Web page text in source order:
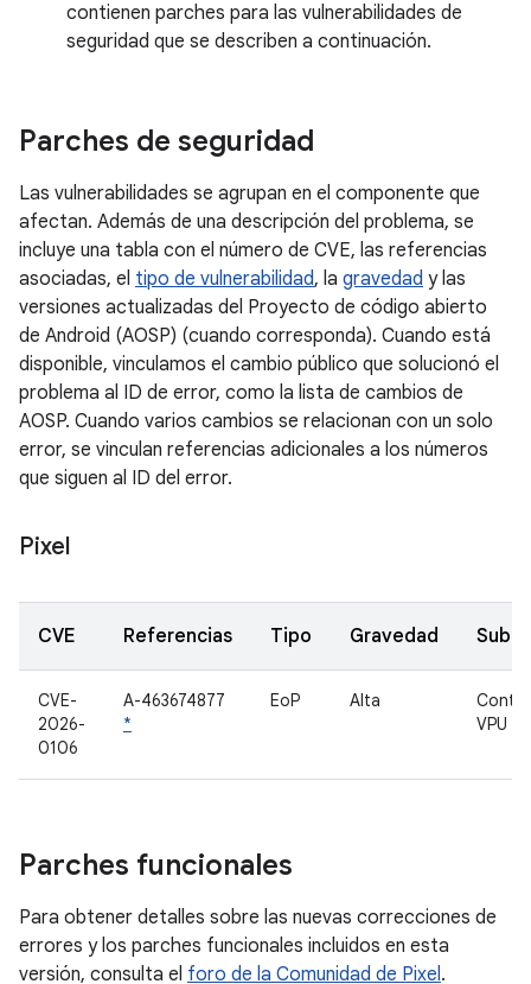
contienen parches para las vulnerabilidades de
seguridad que se describen a continuación.
Parches de seguridad
Las vulnerabilidades se agrupan en el componente que
afectan. Además de una descripción del problema, se
incluye una tabla con el número de CVE, las referencias
asociadas, el tipo de vulnerabilidad, la gravedad y las
versiones actualizadas del Proyecto de código abierto
de Android (AOSP) (cuando corresponda). Cuando está
disponible, vinculamos el cambio público que solucionó el
problema al ID de error, como la lista de cambios de
AOSP. Cuando varios cambios se relacionan con un solo
error, se vinculan referencias adicionales a los números
que siguen al ID del error.
Pixel
CVE Referencias Tipo Gravedad
CVE-
2026-
0106
A-463674877
*
EoP Alta
VPU
Parches funcionales
Para obtener detalles sobre las nuevas correcciones de
errores y los parches funcionales incluidos en esta
versión, consulta el foro de la Comunidad de Pixel.